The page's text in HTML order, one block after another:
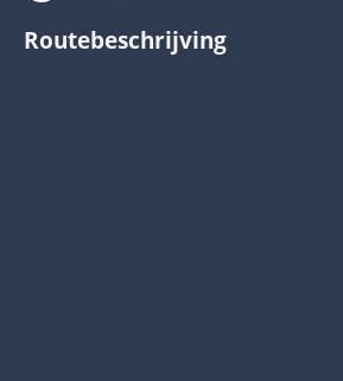
Routebeschrijving